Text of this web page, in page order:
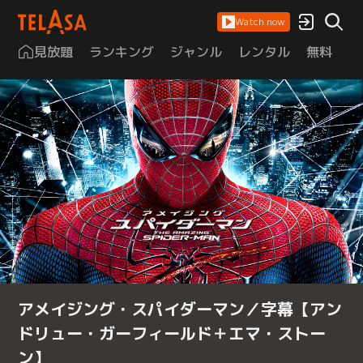
Watch now
見放題 ランキング ジャンル レンタル 無料
アメイジング・スパイダーマン／字幕【アン
ドリュー・ガーフィールド＋エマ・ストー
ン】